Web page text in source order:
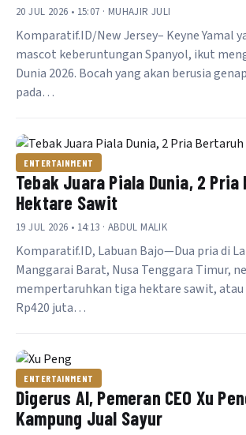
20 JUL 2026 • 15:07 · MUHAJIR JULI
Komparatif.ID/New Jersey– Keyne Yamal
mascot keberuntungan Spanyol, ikut
Dunia 2026. Bocah yang akan berusia
pada…
ENTERTAINMENT
Tebak Juara Piala Dunia, 2 Pria
Hektare Sawit
19 JUL 2026 • 14:13 · ABDUL MALIK
Komparatif.ID, Labuan Bajo—Dua pria di
Manggarai Barat, Nusa Tenggara Timur,
mempertaruhkan tiga hektare sawit, atau
Rp420 juta…
ENTERTAINMENT
Digerus AI, Pemeran CEO Xu
Kampung Jual Sayur